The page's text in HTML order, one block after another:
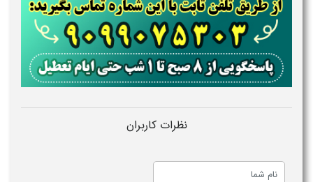
نظرات کاربران